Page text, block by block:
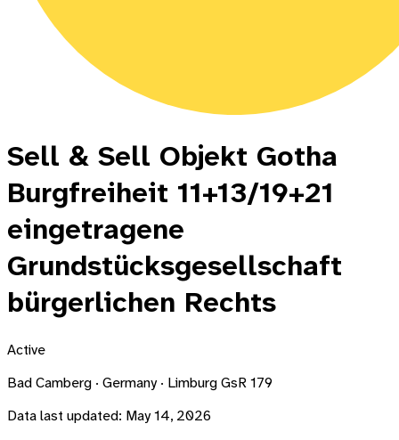
Sell & Sell Objekt Gotha
Burgfreiheit 11+13/19+21
eingetragene
Grundstücksgesellschaft
bürgerlichen Rechts
Active
Bad Camberg · Germany · Limburg GsR 179
Data last updated: May 14, 2026